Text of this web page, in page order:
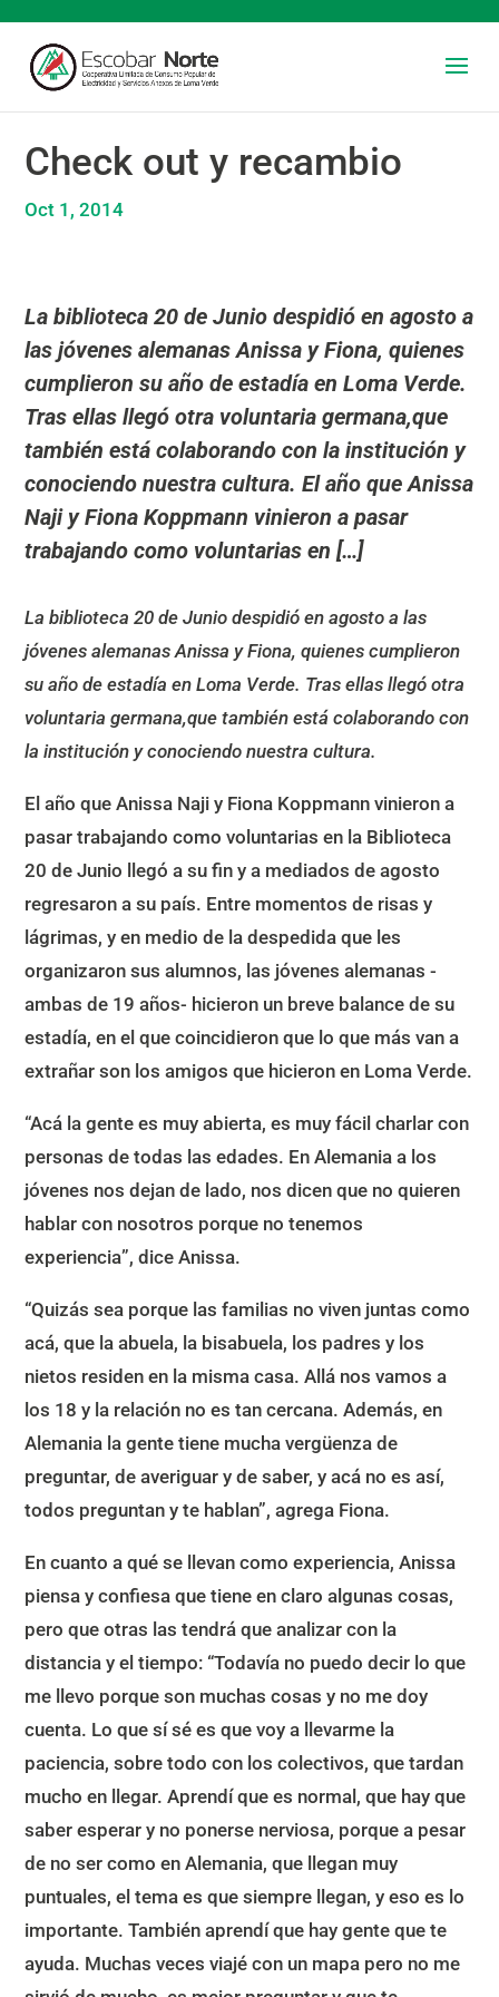
Check out y recambio
Oct 1, 2014
La biblioteca 20 de Junio despidió en agosto a
las jóvenes alemanas Anissa y Fiona, quienes
cumplieron su año de estadía en Loma Verde.
Tras ellas llegó otra voluntaria germana,que
también está colaborando con la institución y
conociendo nuestra cultura. El año que Anissa
Naji y Fiona Koppmann vinieron a pasar
trabajando como voluntarias en […]
La biblioteca 20 de Junio despidió en agosto a las
jóvenes alemanas Anissa y Fiona, quienes cumplieron
su año de estadía en Loma Verde. Tras ellas llegó otra
voluntaria germana,que también está colaborando con
la institución y conociendo nuestra cultura.
El año que Anissa Naji y Fiona Koppmann vinieron a
pasar trabajando como voluntarias en la Biblioteca
20 de Junio llegó a su fin y a mediados de agosto
regresaron a su país. Entre momentos de risas y
lágrimas, y en medio de la despedida que les
organizaron sus alumnos, las jóvenes alemanas -
ambas de 19 años- hicieron un breve balance de su
estadía, en el que coincidieron que lo que más van a
extrañar son los amigos que hicieron en Loma Verde.
“Acá la gente es muy abierta, es muy fácil charlar con
personas de todas las edades. En Alemania a los
jóvenes nos dejan de lado, nos dicen que no quieren
hablar con nosotros porque no tenemos
experiencia”, dice Anissa.
“Quizás sea porque las familias no viven juntas como
acá, que la abuela, la bisabuela, los padres y los
nietos residen en la misma casa. Allá nos vamos a
los 18 y la relación no es tan cercana. Además, en
Alemania la gente tiene mucha vergüenza de
preguntar, de averiguar y de saber, y acá no es así,
todos preguntan y te hablan”, agrega Fiona.
En cuanto a qué se llevan como experiencia, Anissa
piensa y confiesa que tiene en claro algunas cosas,
pero que otras las tendrá que analizar con la
distancia y el tiempo: “Todavía no puedo decir lo que
me llevo porque son muchas cosas y no me doy
cuenta. Lo que sí sé es que voy a llevarme la
paciencia, sobre todo con los colectivos, que tardan
mucho en llegar. Aprendí que es normal, que hay que
saber esperar y no ponerse nerviosa, porque a pesar
de no ser como en Alemania, que llegan muy
puntuales, el tema es que siempre llegan, y eso es lo
importante. También aprendí que hay gente que te
ayuda. Muchas veces viajé con un mapa pero no me